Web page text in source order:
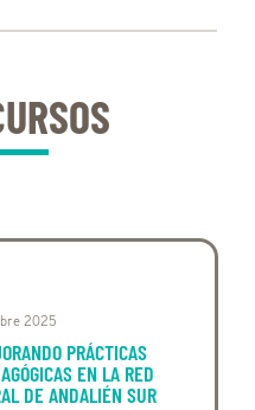
2025
PRÁCTICAS
EN LA RED
DE ANDALIÉN SUR